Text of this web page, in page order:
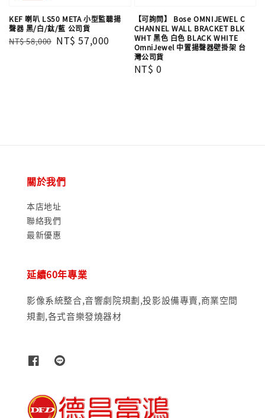
KEF 喇叭 LS50 META 小型監聽揚
聲器 黑/白/鈦/藍 公司貨
Regular
NT$ 58,000 Sale
NT$ 57,000
【可詢問】 Bose OMNIJEWEL C
CHANNEL WALL BRACKET BLK
WHT 黑色 白色 BLACK WHITE
OmniJewel 中置揚聲器壁掛架 台
灣公司貨
Regular
NT$ 0
關於我們
本店地址
聯絡我們
最新優惠
延續60年專業
影像系統整合,音響劇院規劃,投影設備專賣,商業空間
規劃,各式音樂發燒器材